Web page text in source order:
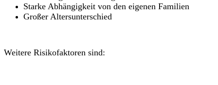
Starke Abhängigkeit von den eigenen Familien
Großer Altersunterschied
Weitere Risikofaktoren sind: